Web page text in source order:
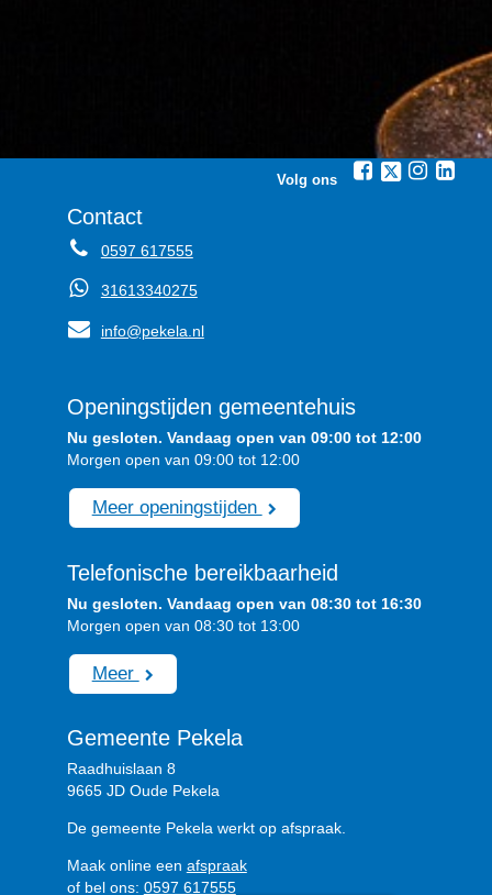
Volg ons
Contact
0597 617555
31613340275
info@pekela.nl
Openingstijden gemeentehuis
Nu gesloten. Vandaag open van 09:00 tot 12:00
Morgen open van 09:00 tot 12:00
Meer openingstijden
Telefonische bereikbaarheid
Nu gesloten. Vandaag open van 08:30 tot 16:30
Morgen open van 08:30 tot 13:00
Meer
Gemeente Pekela
Raadhuislaan 8
9665 JD Oude Pekela
De gemeente Pekela werkt op afspraak.
Maak online een afspraak
of bel ons: 0597 617555